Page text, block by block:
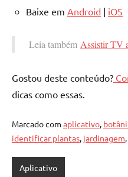
Baixe em Android | iOS
Leia também Assistir TV
Gostou deste conteúdo?
dicas como essas.
Marcado com aplicativo,
identificar plantas, jardinagem,
Aplicativo